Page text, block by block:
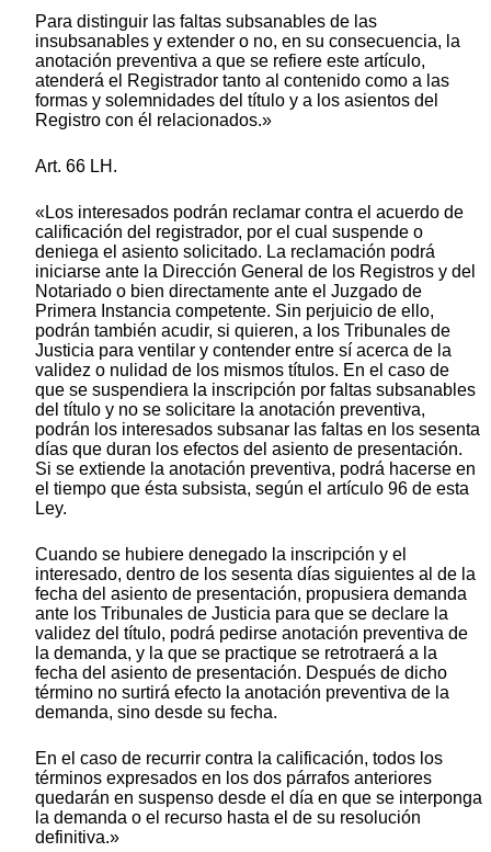
Para distinguir las faltas subsanables de las
insubsanables y extender o no, en su consecuencia, la
anotación preventiva a que se refiere este artículo,
atenderá el Registrador tanto al contenido como a las
formas y solemnidades del título y a los asientos del
Registro con él relacionados.»
Art. 66 LH.
«Los interesados podrán reclamar contra el acuerdo de
calificación del registrador, por el cual suspende o
deniega el asiento solicitado. La reclamación podrá
iniciarse ante la Dirección General de los Registros y del
Notariado o bien directamente ante el Juzgado de
Primera Instancia competente. Sin perjuicio de ello,
podrán también acudir, si quieren, a los Tribunales de
Justicia para ventilar y contender entre sí acerca de la
validez o nulidad de los mismos títulos. En el caso de
que se suspendiera la inscripción por faltas subsanables
del título y no se solicitare la anotación preventiva,
podrán los interesados subsanar las faltas en los sesenta
días que duran los efectos del asiento de presentación.
Si se extiende la anotación preventiva, podrá hacerse en
el tiempo que ésta subsista, según el artículo 96 de esta
Ley.
Cuando se hubiere denegado la inscripción y el
interesado, dentro de los sesenta días siguientes al de la
fecha del asiento de presentación, propusiera demanda
ante los Tribunales de Justicia para que se declare la
validez del título, podrá pedirse anotación preventiva de
la demanda, y la que se practique se retrotraerá a la
fecha del asiento de presentación. Después de dicho
término no surtirá efecto la anotación preventiva de la
demanda, sino desde su fecha.
En el caso de recurrir contra la calificación, todos los
términos expresados en los dos párrafos anteriores
quedarán en suspenso desde el día en que se interponga
la demanda o el recurso hasta el de su resolución
definitiva.»